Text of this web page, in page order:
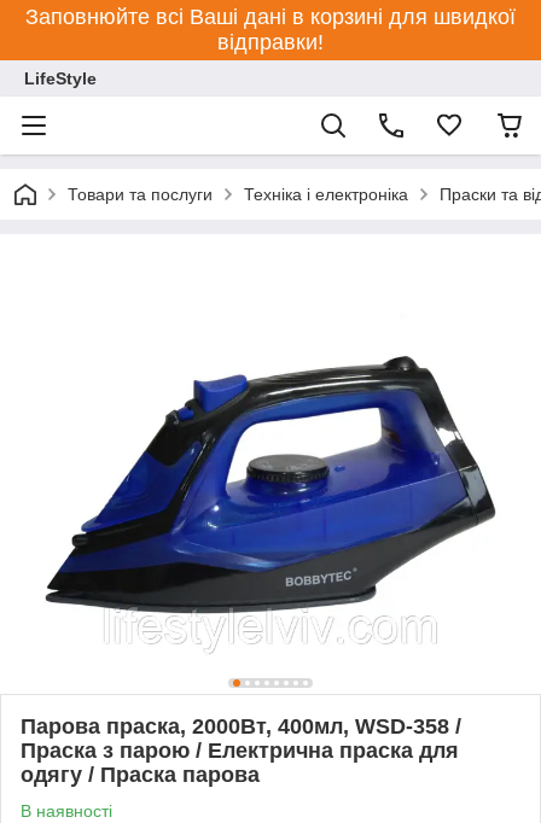
Заповнюйте всі Ваші дані в корзині для швидкої
відправки!
LifeStyle
Товари та послуги Техніка і електроніка Праски та
Парова праска, 2000Вт, 400мл, WSD-358 /
Праска з парою / Електрична праска для
одягу / Праска парова
В наявності